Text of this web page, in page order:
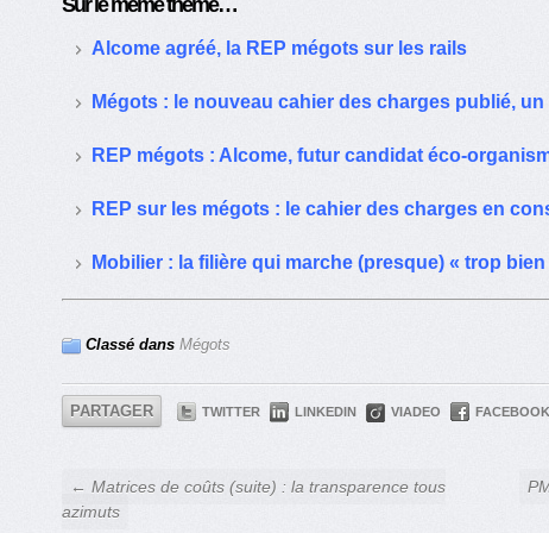
Alcome agréé, la REP mégots sur les rails
Mégots : le nouveau cahier des charges publié,
REP mégots : Alcome, futur candidat éco-
REP sur les mégots : le cahier des charges en
Mobilier : la filière qui marche (presque) « trop bien
Classé dans Mégots
PARTAGER TWITTER LINKEDIN VIADEO FACEBOOK
← Matrices de coûts (suite) : la transparence tous
azimuts